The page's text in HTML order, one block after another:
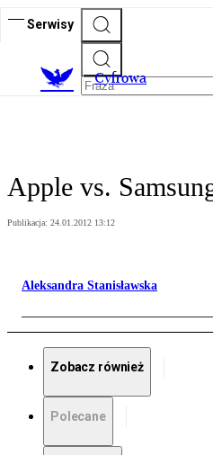
Serwisy
Cyfrowa
Apple vs.
Publikacja: 24.01.2012 13:12
Aleksandra Stanisławska
Zobacz również
Polecane